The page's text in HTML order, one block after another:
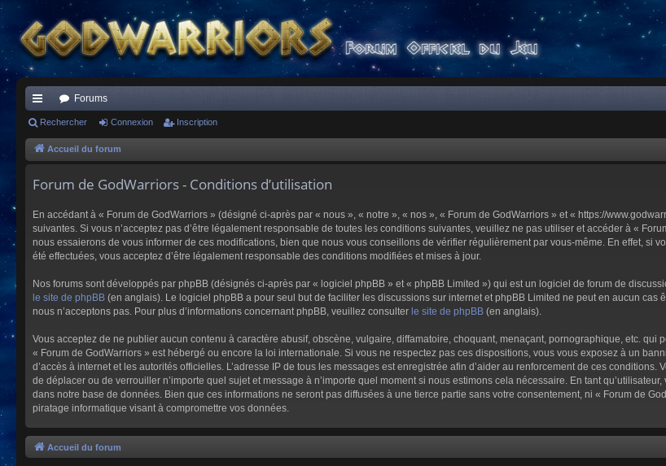
ac
co
s
Forums
Rechercher Connexion Inscription
Accueil du forum
Forum de GodWarriors - Conditions d’utilisation
En accédant à « Forum de GodWarriors » (désigné ci-après par « nous », « notre », « nos », « Forum de GodWarriors » et « https://
suivantes. Si vous n’acceptez pas d’être légalement responsable de toutes les conditions suivantes, veuillez ne pas utiliser et accéder à «
nous essaierons de vous informer de ces modifications, bien que nous vous conseillons de vérifier régulièrement par vous-même. En effet, si
été effectuées, vous acceptez d’être légalement responsable des conditions modifiées et mises à jour.
Nos forums sont développés par phpBB (désignés ci-après par « logiciel phpBB » et « phpBB Limited ») qui est un logiciel de forum de
le site de phpBB (en anglais). Le logiciel phpBB a pour seul but de faciliter les discussions sur internet et phpBB Limited ne peut en aucun
nous n’acceptons pas. Pour plus d’informations concernant phpBB, veuillez consulter le site de phpBB (en anglais).
Vous acceptez de ne publier aucun contenu à caractère abusif, obscène, vulgaire, diffamatoire, choquant, menaçant, pornographique, etc.
« Forum de GodWarriors » est hébergé ou encore la loi internationale. Si vous ne respectez pas ces dispositions, vous vous exposez à un
d’accès à internet et les autorités officielles. L’adresse IP de tous les messages est enregistrée afin d’aider au renforcement de ces
de déplacer ou de verrouiller n’importe quel sujet et message à n’importe quel moment si nous estimons cela nécessaire. En tant
dans notre base de données. Bien que ces informations ne seront pas diffusées à une tierce partie sans votre consentement, ni « Forum de
piratage informatique visant à compromettre vos données.
Accueil du forum